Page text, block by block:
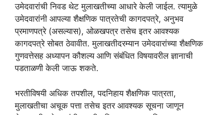
उमेदवारांची निवड थेट मुलाखतीच्या आधारे केली जाईल. त्यामुळे
उमेदवारांनी आपल्या शैक्षणिक पात्रतेची कागदपत्रे, अनुभव
प्रमाणपत्रे (असल्यास), ओळखपत्र तसेच इतर आवश्यक
कागदपत्रे सोबत ठेवावीत. मुलाखतीदरम्यान उमेदवारांच्या शैक्षणिक
गुणवत्तेसह अध्यापन कौशल्य आणि संबंधित विषयावरील ज्ञानाची
पडताळणी केली जाऊ शकते.
भरतीविषयी अधिक तपशील, पदनिहाय शैक्षणिक पात्रता,
मुलाखतीचा अचूक पत्ता तसेच इतर आवश्यक सूचना जाणून